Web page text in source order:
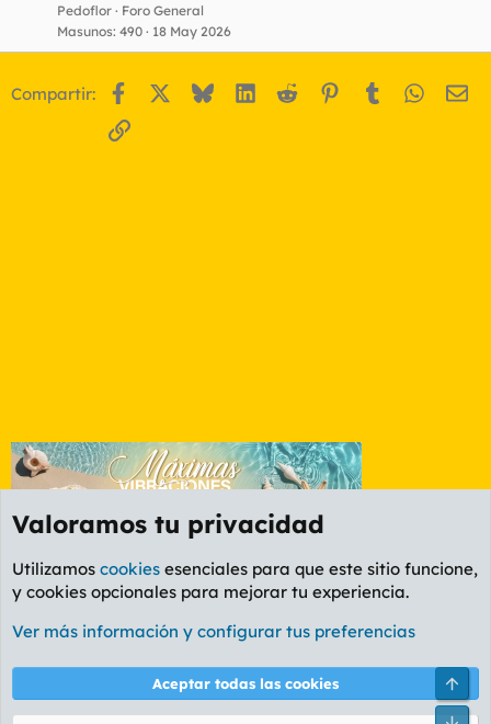
a
Pedoflor
Foro General
Masunos 490 18 May 2026
Compartir: Facebook BlueskyLinkedIn
Reddit Pinterest
Tumblr
Enlace
Foro General
Cookies
PL OLDSTYLE AMARILLO
Términos y reglas Política de privacidad Ayuda
Valoramos tu privacidad
Utilizamos cookies esenciales para que este sitio funcione,
y cookies opcionales para mejorar tu experiencia.
Ver más información y configurar tus preferencias
Aceptar todas las cookies